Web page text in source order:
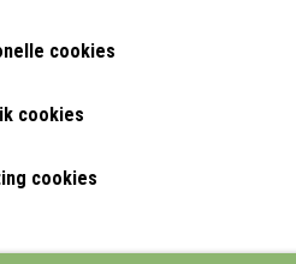
tilslutnings studs til bryggeenhed på
cookies
cookies
cookies